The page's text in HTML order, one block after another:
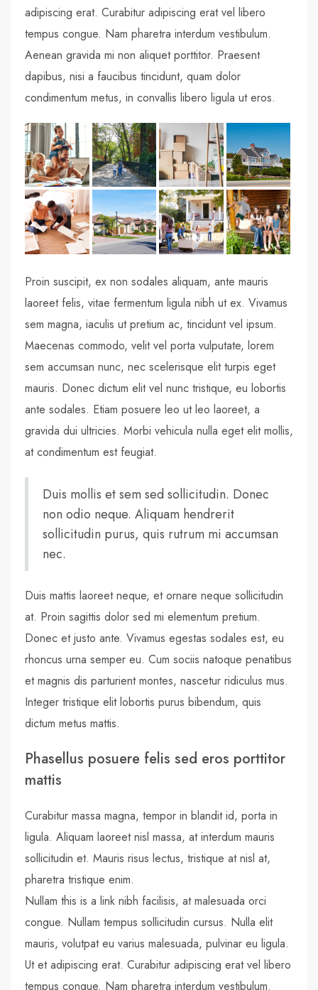
adipiscing erat. Curabitur adipiscing erat vel libero
tempus congue. Nam pharetra interdum vestibulum.
Aenean gravida mi non aliquet porttitor. Praesent
dapibus, nisi a faucibus tincidunt, quam dolor
condimentum metus, in convallis libero ligula ut eros.
Proin suscipit, ex non sodales aliquam, ante mauris
laoreet felis, vitae fermentum ligula nibh ut ex. Vivamus
sem magna, iaculis ut pretium ac, tincidunt vel ipsum.
Maecenas commodo, velit vel porta vulputate, lorem
sem accumsan nunc, nec scelerisque elit turpis eget
mauris. Donec dictum elit vel nunc tristique, eu lobortis
ante sodales. Etiam posuere leo ut leo laoreet, a
gravida dui ultricies. Morbi vehicula nulla eget elit mollis,
at condimentum est feugiat.
Duis mollis et sem sed sollicitudin. Donec
non odio neque. Aliquam hendrerit
sollicitudin purus, quis rutrum mi accumsan
nec.
Duis mattis laoreet neque, et ornare neque sollicitudin
at. Proin sagittis dolor sed mi elementum pretium.
Donec et justo ante. Vivamus egestas sodales est, eu
rhoncus urna semper eu. Cum sociis natoque penatibus
et magnis dis parturient montes, nascetur ridiculus mus.
Integer tristique elit lobortis purus bibendum, quis
dictum metus mattis.
Phasellus posuere felis sed eros porttitor
mattis
Curabitur massa magna, tempor in blandit id, porta in
ligula. Aliquam laoreet nisl massa, at interdum mauris
sollicitudin et. Mauris risus lectus, tristique at nisl at,
pharetra tristique enim.
Nullam this is a link nibh facilisis, at malesuada orci
congue. Nullam tempus sollicitudin cursus. Nulla elit
mauris, volutpat eu varius malesuada, pulvinar eu ligula.
Ut et adipiscing erat. Curabitur adipiscing erat vel libero
tempus congue. Nam pharetra interdum vestibulum.